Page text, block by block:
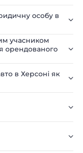
особу в
учасником
орендованого
в Херсоні як